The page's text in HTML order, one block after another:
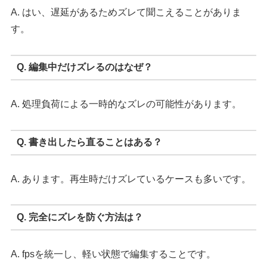
A. はい、遅延があるためズレて聞こえることがありま
す。
Q. 編集中だけズレるのはなぜ？
A. 処理負荷による一時的なズレの可能性があります。
Q. 書き出したら直ることはある？
A. あります。再生時だけズレているケースも多いです。
Q. 完全にズレを防ぐ方法は？
A. fpsを統一し、軽い状態で編集することです。